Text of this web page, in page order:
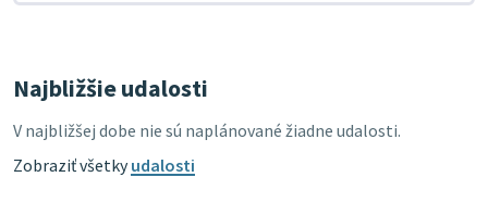
Najbližšie udalosti
V najbližšej dobe nie sú naplánované žiadne udalosti.
Zobraziť všetkyudalosti